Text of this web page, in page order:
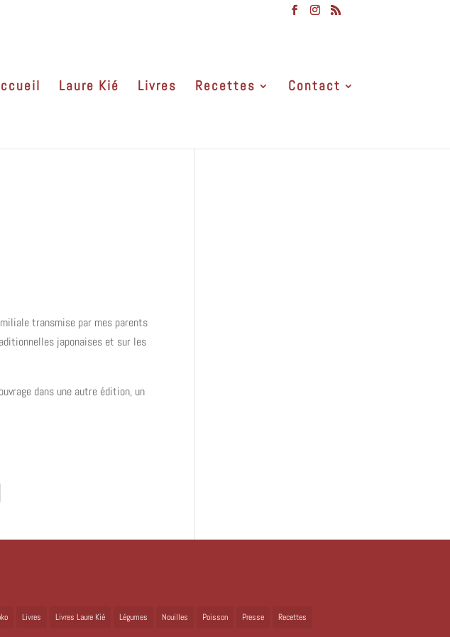
Laure Kié Livres Recettes Contact
transmise par mes parents
japonaises et sur les
dans une autre édition, un
Livres Livres Laure Kié Légumes Nouilles Poisson Presse Recettes